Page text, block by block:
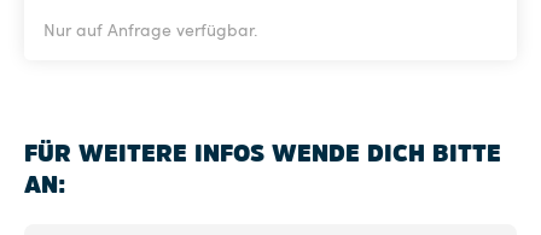
FÜR WEITERE INFOS WENDE DICH BITTE
AN:
Nur auf Anfrage verfügbar.